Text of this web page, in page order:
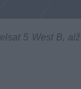
5 West B,